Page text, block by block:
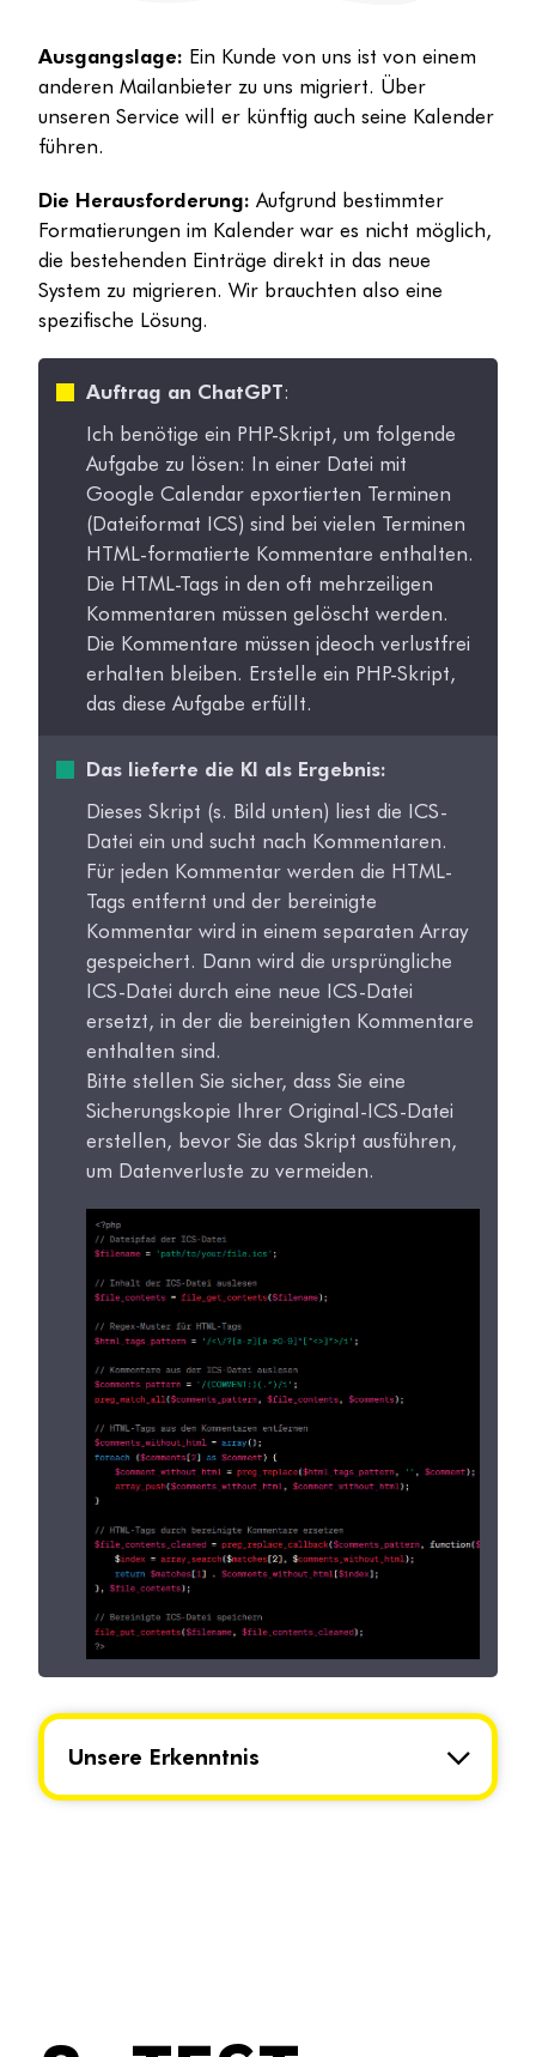
Ausgangslage: Ein Kunde von uns ist von einem
anderen Mailanbieter zu uns migriert. Über
unseren Service will er künftig auch seine Kalender
führen.
Die Herausforderung: Aufgrund bestimmter
Formatierungen im Kalender war es nicht möglich,
die bestehenden Einträge direkt in das neue
System zu migrieren. Wir brauchten also eine
spezifische Lösung.
Auftrag an ChatGPT:
Ich benötige ein PHP-Skript, um folgende
Aufgabe zu lösen: In einer Datei mit
Google Calendar epxortierten Terminen
(Dateiformat ICS) sind bei vielen Terminen
HTML-formatierte Kommentare enthalten.
Die HTML-Tags in den oft mehrzeiligen
Kommentaren müssen gelöscht werden.
Die Kommentare müssen jdeoch verlustfrei
erhalten bleiben. Erstelle ein PHP-Skript,
das diese Aufgabe erfüllt.
Das lieferte die KI als Ergebnis:
Dieses Skript (s. Bild unten) liest die ICS-
Datei ein und sucht nach Kommentaren.
Für jeden Kommentar werden die HTML-
Tags entfernt und der bereinigte
Kommentar wird in einem separaten Array
gespeichert. Dann wird die ursprüngliche
ICS-Datei durch eine neue ICS-Datei
ersetzt, in der die bereinigten Kommentare
enthalten sind.
Bitte stellen Sie sicher, dass Sie eine
Sicherungskopie Ihrer Original-ICS-Datei
erstellen, bevor Sie das Skript ausführen,
um Datenverluste zu vermeiden.
Unsere Erkenntnis